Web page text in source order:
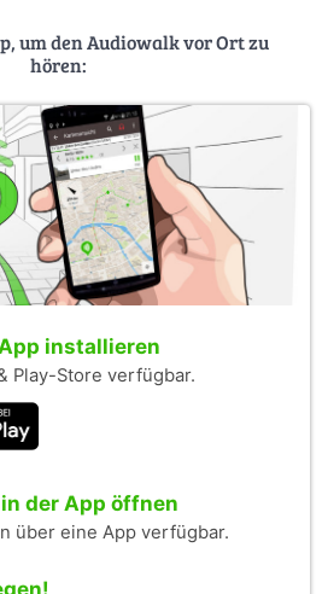
.
Cemetery in Josefov, Prague
3.0)
um den Audiowalk vor Ort zu
hören:
installieren
Play-Store verfügbar.
der App öffnen
über eine App verfügbar.